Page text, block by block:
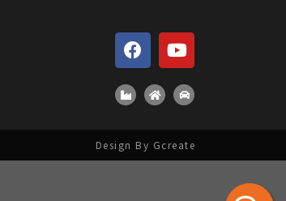
Design By Gcreate